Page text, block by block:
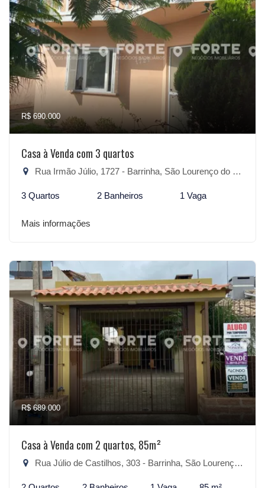
R$ 690.000
Casa à Venda com 3 quartos
Rua Irmão Júlio, 1727 - Barrinha, São Lourenço do Sul-RS
3 Quartos 2 Banheiros 1 Vaga
Mais informações
R$ 689.000
Casa à Venda com 2 quartos, 85m²
Rua Júlio de Castilhos, 303 - Barrinha, São Lourenço do Sul-RS